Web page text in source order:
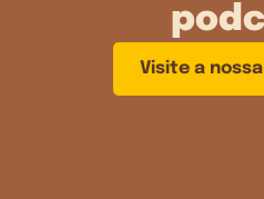
Visite a